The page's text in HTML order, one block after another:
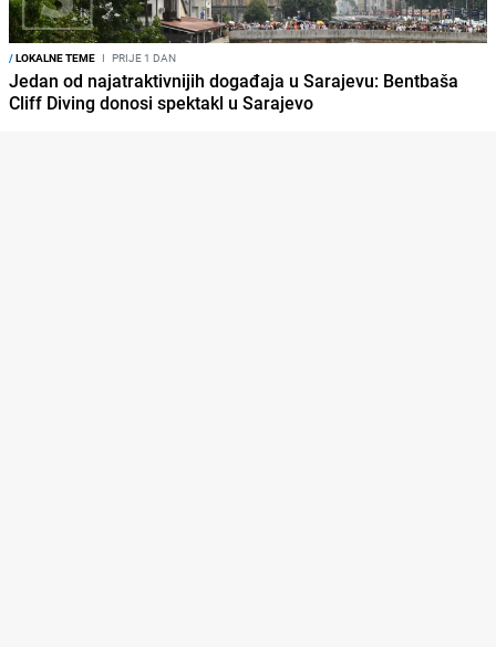
/LOKALNE TEME I PRIJE 1 DAN
Jedan od najatraktivnijih događaja u Sarajevu: Bentbaša
Cliff Diving donosi spektakl u Sarajevo